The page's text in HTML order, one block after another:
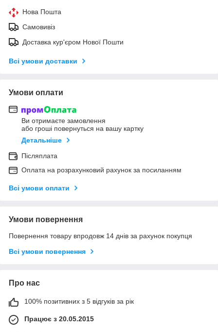
Нова Пошта
Самовивіз
Доставка кур'єром Нової Пошти
Всі умови доставки
Умови оплати
Ви отримаєте замовлення
або гроші повернуться на вашу картку
Детальніше
Післяплата
Оплата на розрахунковий рахунок за посиланням
Всі умови оплати
Умови повернення
Повернення товару впродовж 14 днів за рахунок покупця
Всі умови повернення
Про нас
100% позитивних з 5 відгуків за рік
Працює з 20.05.2015